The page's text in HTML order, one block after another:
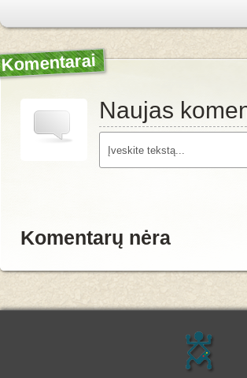
Komentarai
Naujas
Komentarų nėra